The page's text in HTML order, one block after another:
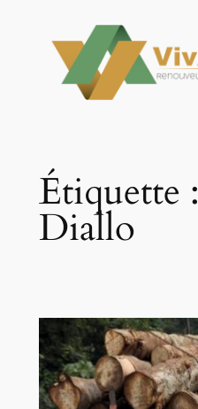
contenu
Étiquette :
Diallo